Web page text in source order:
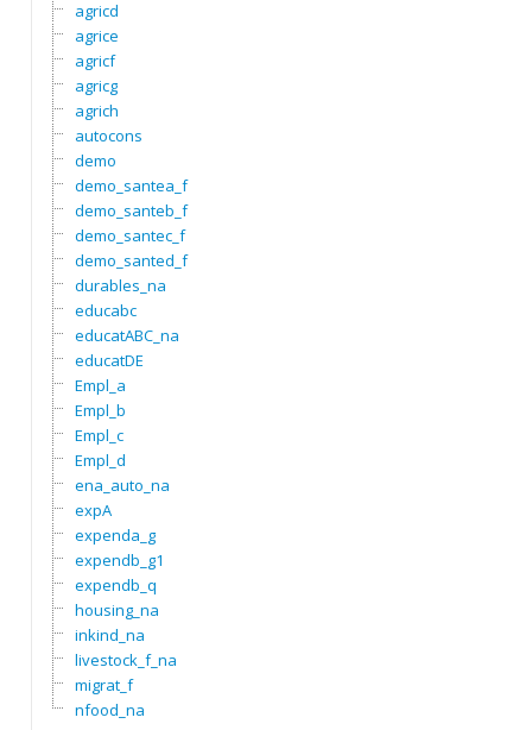
agricd
agrice
agricf
agricg
agrich
autocons
demo
demo_santea_f
demo_santeb_f
demo_santec_f
demo_santed_f
durables_na
educabc
educatABC_na
educatDE
Empl_a
Empl_b
Empl_c
Empl_d
ena_auto_na
expA
expenda_g
expendb_g1
expendb_q
housing_na
inkind_na
livestock_f_na
migrat_f
nfood_na